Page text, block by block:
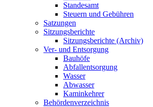
Standesamt
Steuern und Gebühren
Satzungen
Sitzungsberichte
Sitzungsberichte (Archiv)
Ver- und Entsorgung
Bauhöfe
Abfallentsorgung
Wasser
Abwasser
Kaminkehrer
Behördenverzeichnis